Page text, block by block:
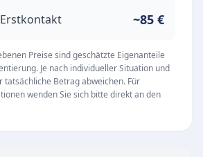
Familien ein individuell
jeweiligen Bedürfnisse
der Kranken- und
der Dienst ein breites
~85 €
Preise sind geschätzte Eigenanteile
Je nach individueller Situation und
tatsächliche Betrag abweichen. Für
wenden Sie sich bitte direkt an den